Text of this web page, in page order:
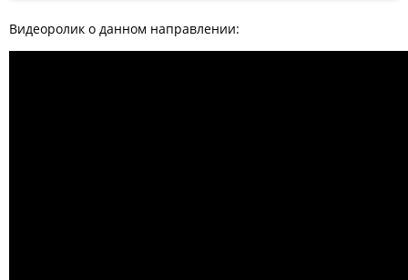
Видеоролик о данном направлении: